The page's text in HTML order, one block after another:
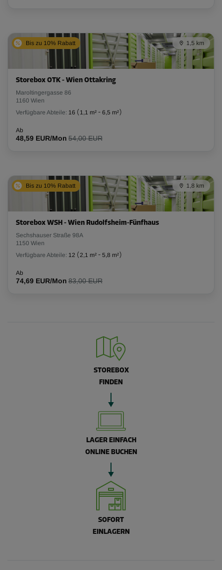
Bis zu 10% Rabatt 1,5 km
Storebox OTK - Wien Ottakring
Maroltingergasse 86
1160 Wien
Verfügbare Abteile: 16 ( 1,1 m² - 6,5 m²)
Ab
48,59 EUR/Mon 54,00 EUR
Bis zu 10% Rabatt 1,8 km
Storebox WSH - Wien Rudolfsheim-Fünfhaus
Sechshauser Straße 98A
1150 Wien
Verfügbare Abteile: 12 (2,1 m² - 5,8 m²)
Ab
74,69 EUR/Mon 83,00 EUR
STOREBOX
FINDEN
LAGER EINFACH
ONLINE BUCHEN
SOFORT
EINLAGERN